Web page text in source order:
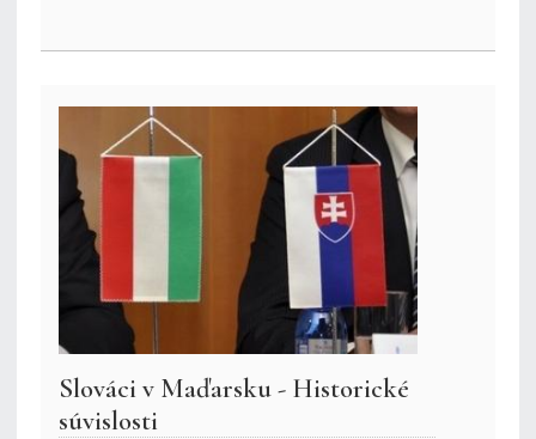
Slováci v Maďarsku - Historické
súvislosti